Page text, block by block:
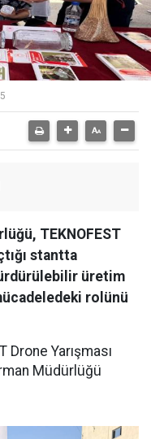
TEKNOFEST
stantta
üretim
rolünü
Drone Yarışması
Müdürlüğü